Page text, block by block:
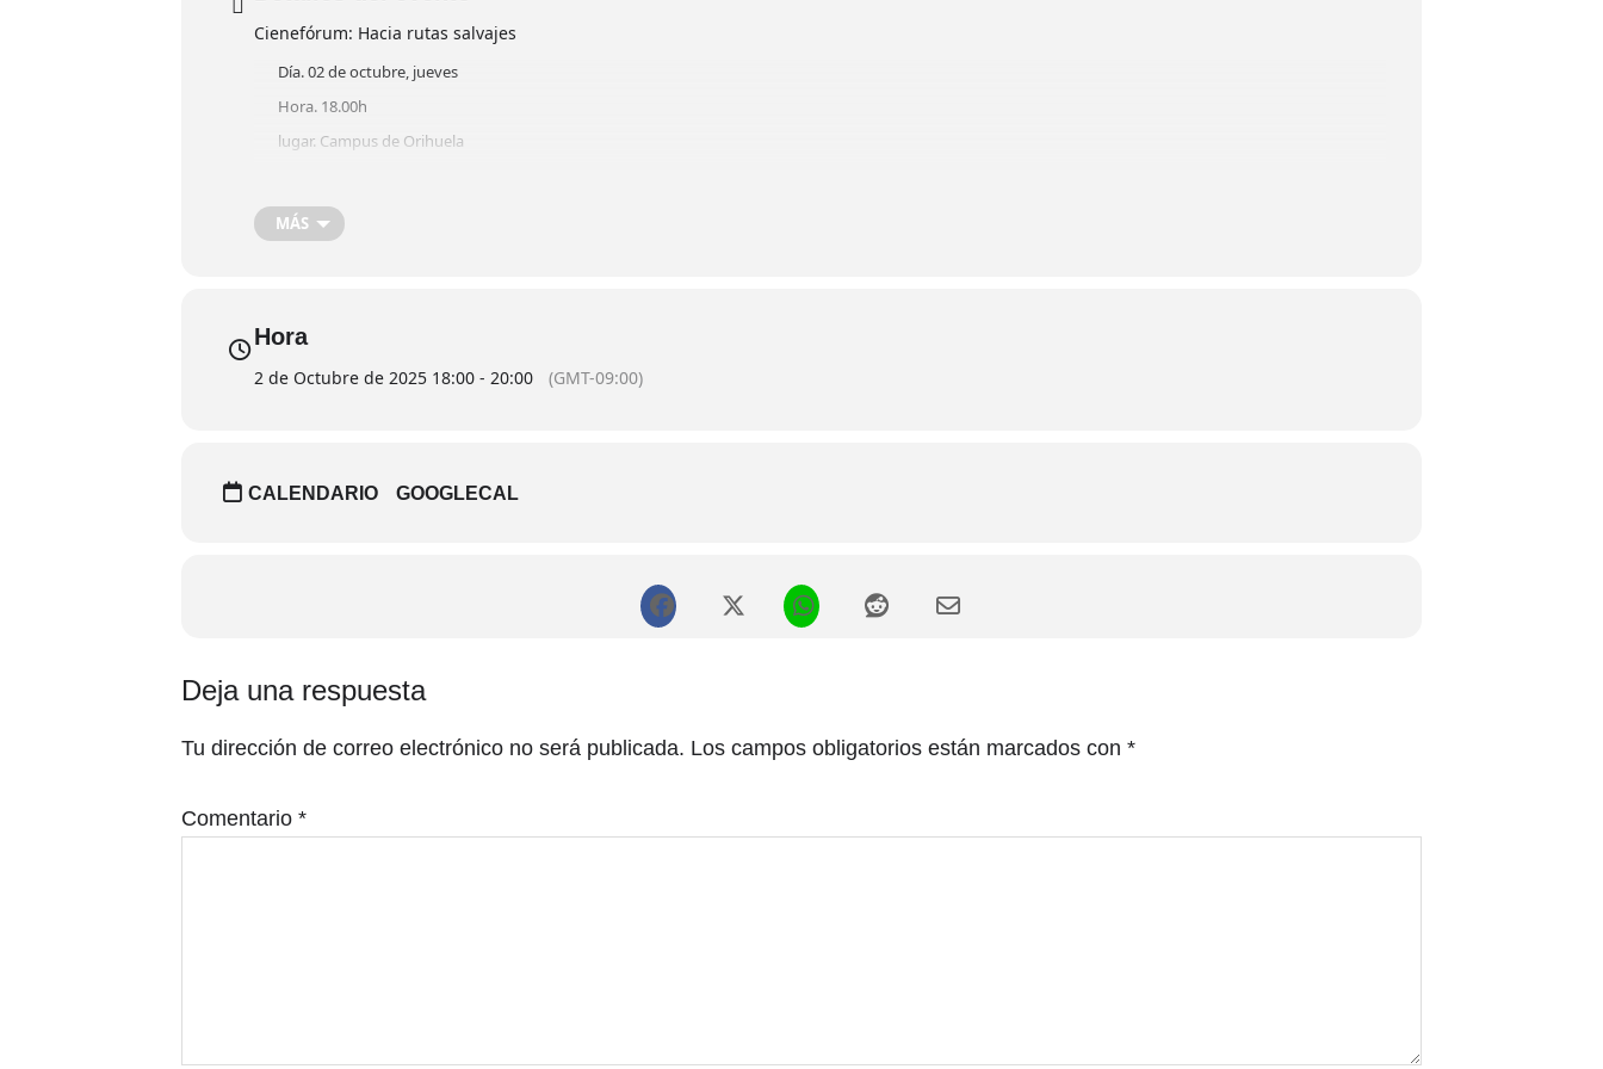
Cienefórum: Hacia rutas salvajes
Día. 02 de octubre, jueves
Hora. 18.00h
lugar. Campus de Orihuela
MÁS
Hora
2 de Octubre de 2025 18:00 - 20:00 (GMT-09:00)
CALENDARIO GOOGLECAL
Interacciones
con
lectores
Deja una respuesta
Tu dirección de correo electrónico no será publicada. Los campos obligatorios están marcados con *
Comentario *